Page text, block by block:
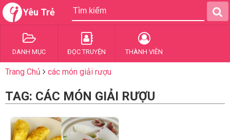
Yêu Trẻ
DANH MỤC ĐỌC TRUYỆN THÀNH VIÊN
Trang Chủ các món giải rượu
TAG: CÁC MÓN GIẢI RƯỢU